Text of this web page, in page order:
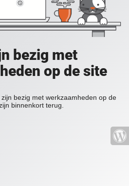
bezig met
op de site
bezig met werkzaamheden op de
binnenkort terug.